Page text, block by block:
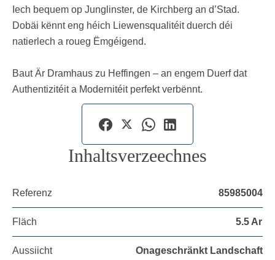
Iech bequem op Junglinster, de Kirchberg an d’Stad.
Dobäi kënnt eng héich Liewensqualitéit duerch déi
natierlech a roueg Ëmgéigend.
Baut Är Dramhaus zu Heffingen – an engem Duerf dat
Authentizitéit a Modernitéit perfekt verbënnt.
Inhaltsverzeechnes
Referenz 85985004
Fläch 5.5 Ar
Aussiicht Onageschränkt Landschaft